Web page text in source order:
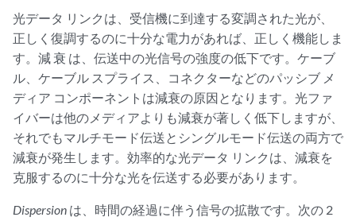
光データ リンクは、受信機に到達する変調された光が、
正しく復調するのに十分な電力があれば、正しく機能しま
す。減 衰 は、伝送中の光信号の強度の低下です。ケーブ
ル、ケーブル スプライス、コネクターなどのパッシブ メ
ディア コンポーネントは減衰の原因となります。光ファ
イバーは他のメディアよりも減衰が著しく低下しますが、
それでもマルチモード伝送とシングルモード伝送の両方で
減衰が発生します。効率的な光データ リンクは、減衰を
克服するのに十分な光を伝送する必要があります。
Dispersion は、時間の経過に伴う信号の拡散です。次の 2